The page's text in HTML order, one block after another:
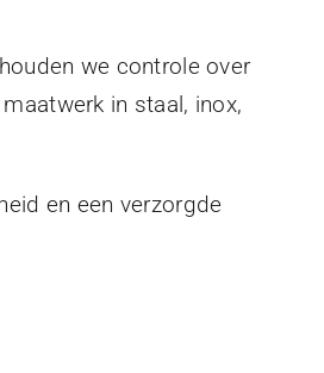
we controle over
in staal, inox,
en een verzorgde